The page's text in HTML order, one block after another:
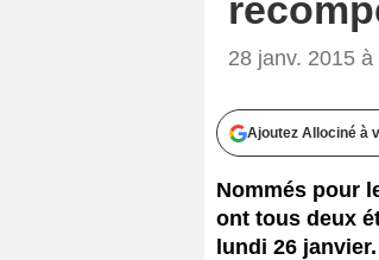
28 janv. 2015 à
Ajoutez Allociné à
Nommés pour
ont tous deux
lundi 26 janvier.